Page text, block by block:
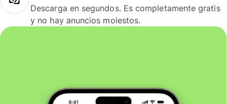
Descarga en segundos. Es completamente gratis
y no hay anuncios molestos.